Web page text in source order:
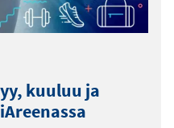
kuuluu ja